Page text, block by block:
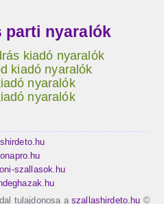
parti nyaralók
kiadó nyaralók
kiadó nyaralók
nyaralók
nyaralók
szallasok.hu
tulajdonosa a szallashirdeto.hu ©